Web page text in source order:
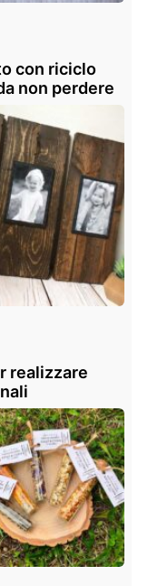
con riciclo
non perdere
realizzare